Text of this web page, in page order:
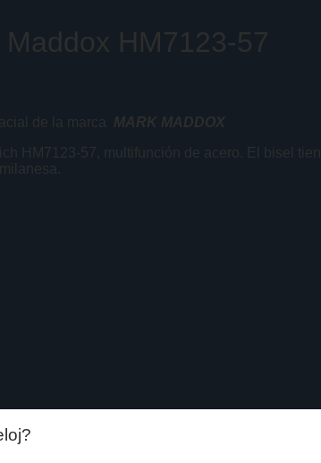
HM7123-57
de la marca MARK MADDOX
HM7123-57, multifunción de acero. El bisel